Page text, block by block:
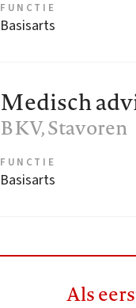
FUNCTIE
Basisarts
Medisch
BKV, Stavoren
FUNCTIE
Basisarts
Als